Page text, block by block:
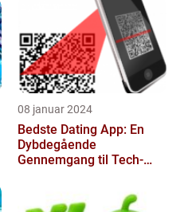
08 januar 2024
Bedste Dating App: En
Dybdegående
Gennemgang til Tech-